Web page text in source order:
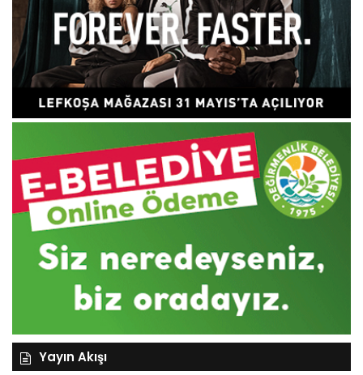
Yayın Akışı